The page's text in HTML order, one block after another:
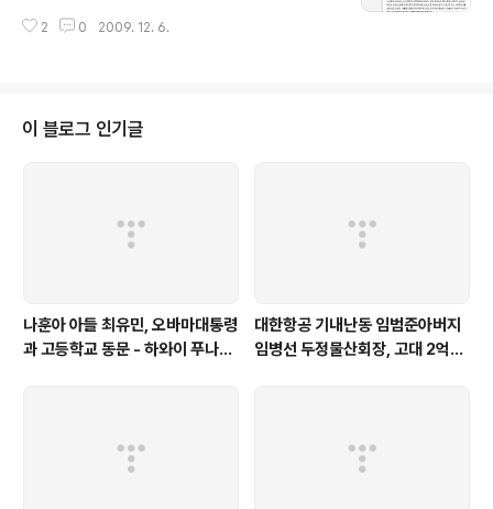
2 0 2009. 12. 6.
이 블로그 인기글
나훈아 아들 최유민, 오바마대통령
과 고등학교 동문 - 하와이 푸나호
대한항공 기내난동 임범준아버지
임병선 두정물산회장, 고대 2억기